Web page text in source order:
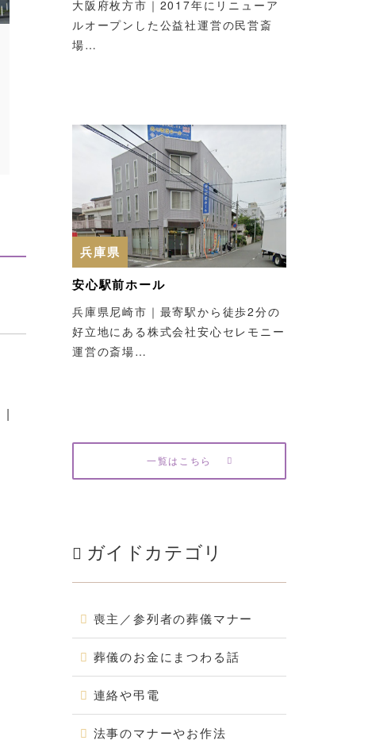
岩手県
紫波斎苑 かたくりの丘
岩手県
大阪府枚方市｜2017年にリニューア
ルオープンした公益社運営の民営斎
場…
兵庫県
安心駅前ホール
兵庫県尼崎市｜最寄駅から徒歩2分の
好立地にある株式会社安心セレモニー
運営の斎場…
一覧はこちら
ガイドカテゴリ
喪主／参列者の葬儀マナー
葬儀のお金にまつわる話
連絡や弔電
法事のマナーやお作法